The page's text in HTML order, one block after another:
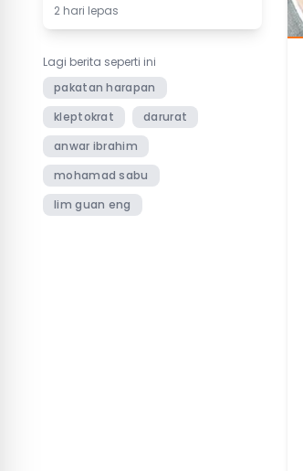
2 hari lepas
Lagi berita seperti ini
pakatan harapan
kleptokrat
darurat
anwar ibrahim
mohamad sabu
lim guan eng